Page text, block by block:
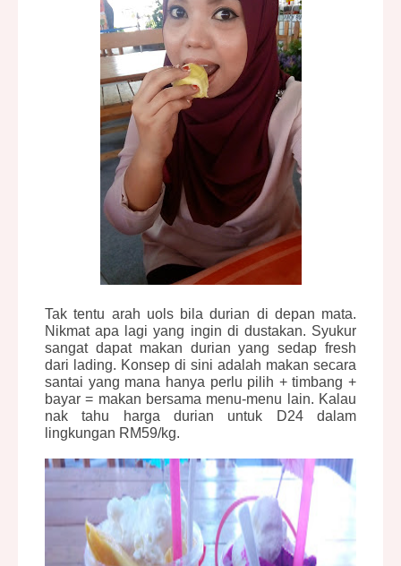
Tak tentu arah uols bila durian di depan mata.
Nikmat apa lagi yang ingin di dustakan. Syukur
sangat dapat makan durian yang sedap fresh
dari lading. Konsep di sini adalah makan secara
santai yang mana hanya perlu pilih + timbang +
bayar = makan bersama menu-menu lain. Kalau
nak tahu harga durian untuk D24 dalam
lingkungan RM59/kg.